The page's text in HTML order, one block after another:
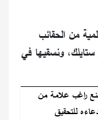
من الحقائب
ستايلك، ونسقيها في
راغب علامة من
للتحقيق